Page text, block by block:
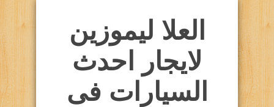
العلا ليموزين
لايجار احدث
السيارات فى